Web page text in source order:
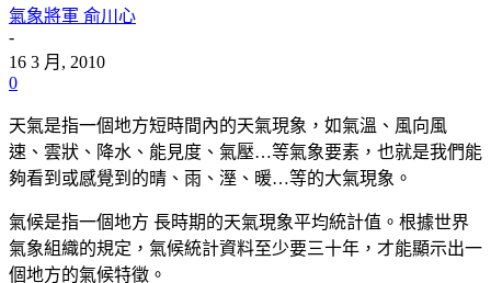
氣象將軍 俞川心
-
16 3 月, 2010
0
天氣是指一個地方短時間內的天氣現象，如氣溫、風向風
速、雲狀、降水、能見度、氣壓…等氣象要素，也就是我們能
夠看到或感覺到的晴、雨、溼、暖…等的大氣現象。
氣候是指一個地方 長時期的天氣現象平均統計值。根據世界
氣象組織的規定，氣候統計資料至少要三十年，才能顯示出一
個地方的氣候特徵。